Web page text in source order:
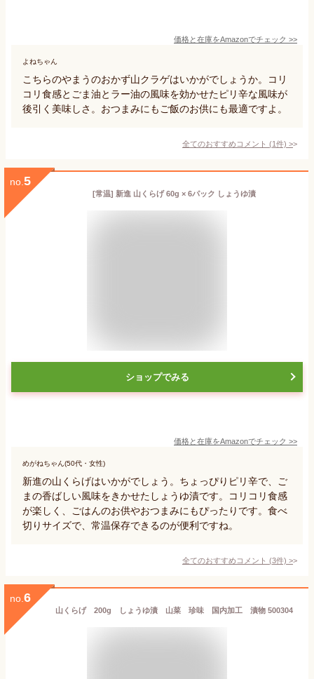
価格と在庫をAmazonでチェック >>
よねちゃん
こちらのやまうのおかず山クラゲはいかがでしょうか。コリ
コリ食感とごま油とラー油の風味を効かせたピリ辛な風味が
後引く美味しさ。おつまみにもご飯のお供にも最適ですよ。
全てのおすすめコメント (1件) >
no. 5
[常温] 新進 山くらげ 60g × 6パック しょうゆ漬
ショップでみる
価格と在庫をAmazonでチェック >>
めがねちゃん(50代・女性)
新進の山くらげはいかがでしょう。ちょっぴりピリ辛で、ご
まの香ばしい風味をきかせたしょうゆ漬です。コリコリ食感
が楽しく、ごはんのお供やおつまみにもぴったりです。食べ
切りサイズで、常温保存できるのが便利ですね。
全てのおすすめコメント (3件) >
no. 6
山くらげ 200g しょうゆ漬 山菜 珍味 国内加工 漬物 500304